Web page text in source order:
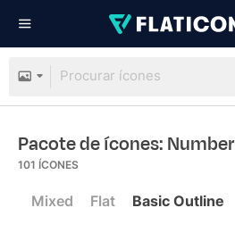
Pacote de ícones: Number
101 ÍCONES
Mixed Flat Basic Outline